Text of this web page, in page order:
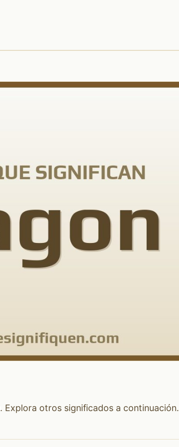
. Explora otros significados a continuación.